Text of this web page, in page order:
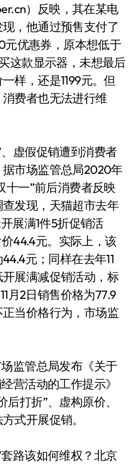
）反映，其在某电
，他通过预售支付了
元优惠券，原本想低于
这款显示器，未想最后
样，还是1199元。但
费者也无法进行维
虚假促销遭到消费者
市场监管总局2020年
十一”前后消费者反映
发现，天猫超市去年
展满1件5折促销活
44.4元。实际上，该
元；同样在去年11
展满减促销活动，标
月2日销售价格为77.9
当价格行为，市场监
监管总局发布《关于
营活动的工作提示》
打折”、虚构原价、
式开展促销。
路该如何维权？北京